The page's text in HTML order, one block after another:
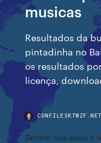
musicas
Resultados da
pintadinha no
os resultados
licença,
Senhor dos aneis o